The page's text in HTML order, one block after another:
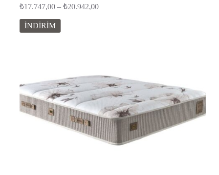
₺17.747,00 – ₺20.942,00Fiyat
İNDİRİM